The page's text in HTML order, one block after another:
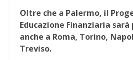
Oltre che a Palermo, il
Educazione Finanziaria
anche a Roma, Torino,
Treviso.